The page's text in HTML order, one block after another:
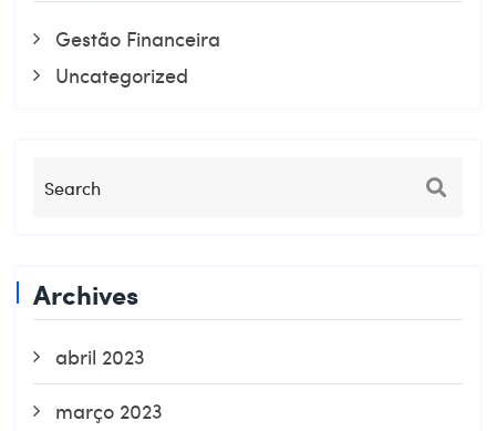
Gestão Financeira
Uncategorized
Archives
abril 2023
março 2023